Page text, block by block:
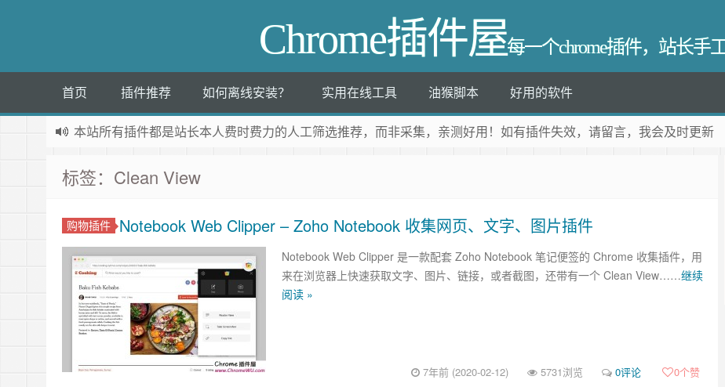
Chrome插件屋每一个chrome插件，站长手
首页 插件推荐 如何离线安装？ 实用在线工具 油猴脚本 好用的软件
本站所有插件都是站长本人费时费力的人工筛选推荐，而非采集，亲测好用！如有插件失效，请留言，我会及时更新
标签：Clean View
购物插件 Notebook Web Clipper – Zoho Notebook 收集网页、文字、图片插件
Notebook Web Clipper 是一款配套 Zoho Notebook 笔记便签的 Chrome 收集插件，用
来在浏览器上快速获取文字、图片、链接，或者截图，还带有一个 Clean View……继续
阅读 »
7年前 (2020-02-12) 5731浏览 0评论 0个赞